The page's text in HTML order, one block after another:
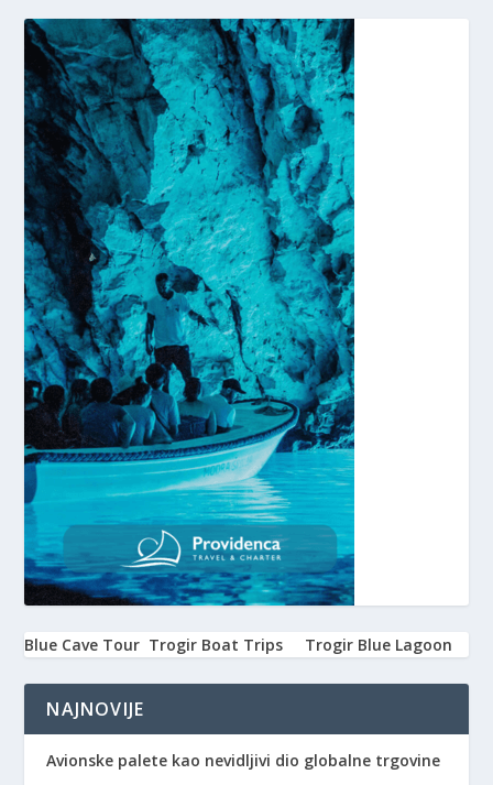
Blue Cave Tour Trogir Boat Trips Trogir Blue Lagoon
NAJNOVIJE
Avionske palete kao nevidljivi dio globalne trgovine